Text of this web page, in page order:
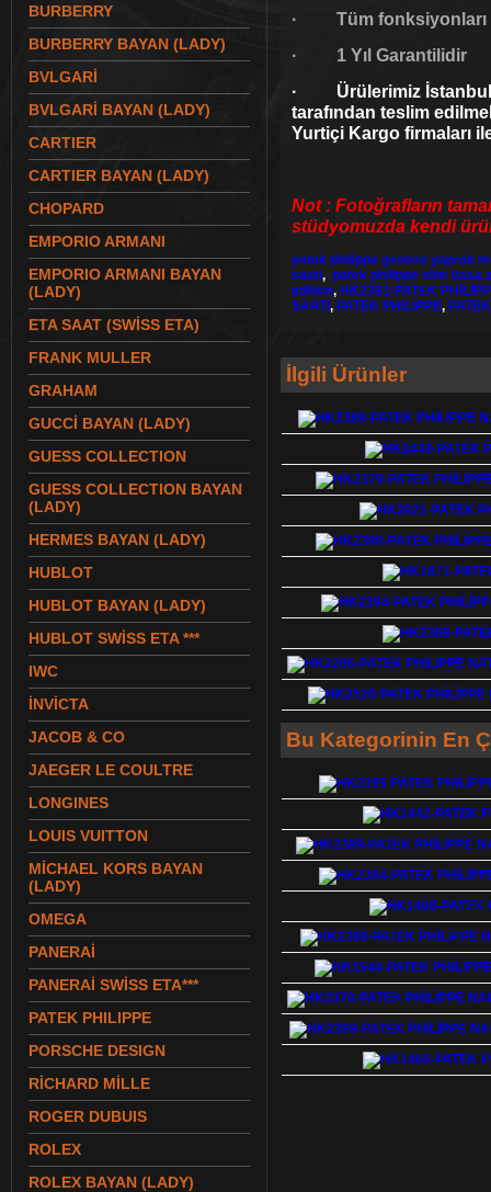
BURBERRY
BURBERRY BAYAN (LADY)
BVLGARİ
BVLGARİ BAYAN (LADY)
CARTIER
CARTIER BAYAN (LADY)
CHOPARD
EMPORIO ARMANI
EMPORIO ARMANI BAYAN
(LADY)
ETA SAAT (SWİSS ETA)
FRANK MULLER
GRAHAM
GUCCİ BAYAN (LADY)
GUESS COLLECTION
GUESS COLLECTION BAYAN
(LADY)
HERMES BAYAN (LADY)
HUBLOT
HUBLOT BAYAN (LADY)
HUBLOT SWİSS ETA ***
IWC
İNVİCTA
JACOB & CO
JAEGER LE COULTRE
LONGINES
LOUIS VUITTON
MİCHAEL KORS BAYAN
(LADY)
OMEGA
PANERAİ
PANERAİ SWİSS ETA***
PATEK PHILIPPE
PORSCHE DESIGN
RİCHARD MİLLE
ROGER DUBUIS
ROLEX
ROLEX BAYAN (LADY)
· Tüm fonksiyonları
· 1 Yıl Garantilidir
· Ürülerimiz İstanbul
tarafından teslim
Yurtiçi Kargo firmaları
Not : Fotoğrafların
stüdyomuzda kendi
patek philippe geneve yaprak
saati, patek philippe slim kasa
edition, HK2381-PATEK
SAATİ, PATEK PHILIPPE,
İlgili Ürünler
Bu Kategorinin En